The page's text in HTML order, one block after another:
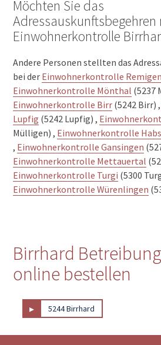
Möchten Sie das
Einwohnerkontrolle
Andere Personen stellten das
bei der Einwohnerkontrolle Remigen
Einwohnerkontrolle Mönthal (5237
Einwohnerkontrolle Birr (5242 Birr) ,
Lupfig (5242 Lupfig) ,
Mülligen) , Einwohnerkontrolle
, Einwohnerkontrolle Gansingen
Einwohnerkontrolle Mettauertal
Einwohnerkontrolle Turgi (5300
Einwohnerkontrolle Würenlingen
Birrhard
online bestellen
▸ 5244 Birrhard